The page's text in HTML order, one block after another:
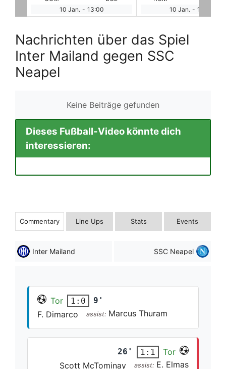
10 Jan. - 16:00
10 Jan. - 18:45
Nachrichten über das Spiel
Inter Mailand gegen SSC
Neapel
Keine Beiträge gefunden
Dieses Fußball-Video könnte dich
interessieren:
Commentary Line Ups Stats Events
Inter Mailand SSC Neapel
Tor 1:0 9'
F. Dimarco assist: Marcus Thuram
26' 1:1
Tor
Scott McTominay
assist: E. Elmas